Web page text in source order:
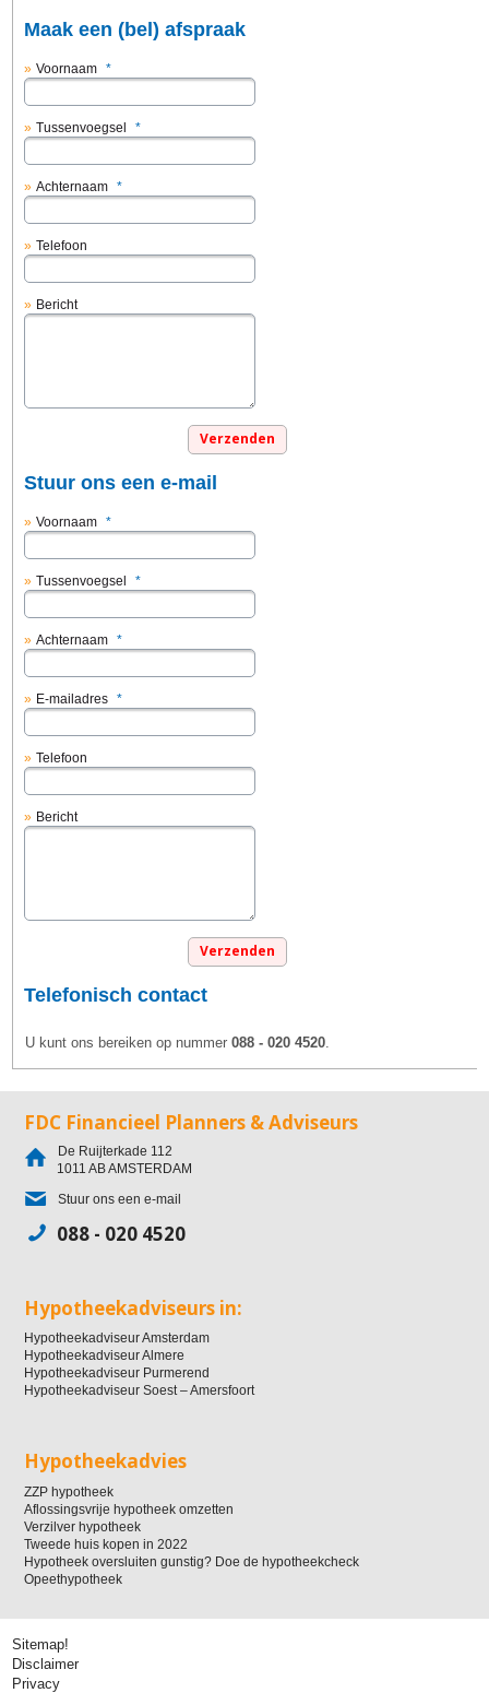
Maak een (bel) afspraak
Voornaam *
Tussenvoegsel *
Achternaam *
Telefoon
Bericht
Stuur ons een e-mail
Voornaam *
Tussenvoegsel *
Achternaam *
E-mailadres *
Telefoon
Bericht
Telefonisch contact
U kunt ons bereiken op nummer088 - 020 4520.
FDC Financieel Planners & Adviseurs
De Ruijterkade 112
1011 ABAMSTERDAM
Stuur ons een e-mail
088 - 020 4520
Hypotheekadviseurs in:
Hypotheekadviseur Amsterdam
Hypotheekadviseur Almere
Hypotheekadviseur Purmerend
Hypotheekadviseur Soest – Amersfoort
Hypotheekadvies
ZZP hypotheek
Aflossingsvrije hypotheek omzetten
Verzilver hypotheek
Tweede huis kopen in 2022
Hypotheek oversluiten gunstig? Doe de hypotheekcheck
Opeethypotheek
Sitemap!
Disclaimer
Privacy